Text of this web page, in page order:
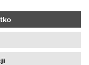
Newsletter